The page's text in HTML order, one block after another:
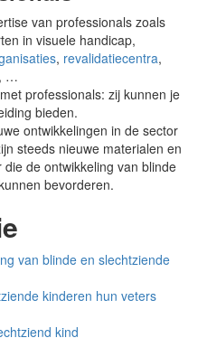
van professionals zoals
in visuele handicap,
, revalidatiecentra,
, …
professionals: zij kunnen je
bieden.
ontwikkelingen in de sector
steeds nieuwe materialen en
de ontwikkeling van blinde
bevorderen.
van blinde en slechtziende
kinderen hun veters
kind